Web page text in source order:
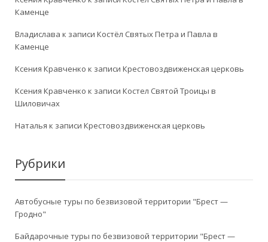
Каменце
Владислава к записи Костёл Святых Петра и Павла в
Каменце
Ксения Кравченко к записи Крестовоздвиженская церковь
Ксения Кравченко к записи Костел Святой Троицы в
Шиловичах
Наталья к записи Крестовоздвиженская церковь
Рубрики
Автобусные туры по безвизовой территории "Брест —
Гродно"
Байдарочные туры по безвизовой территории "Брест —